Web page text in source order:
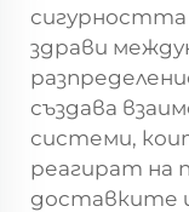
здрави
създава
системи,
реагират на
доставките